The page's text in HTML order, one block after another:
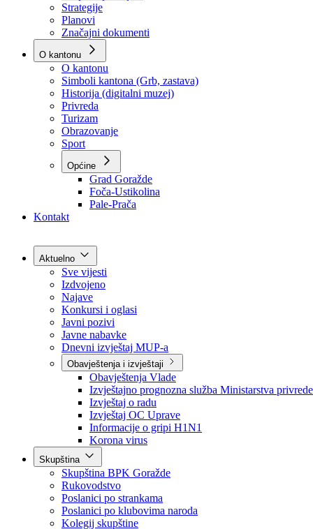
Poslovnik
Program rada Vlade
Ekspoze premijera
Strategije
Planovi
Značajni dokumenti
O kantonu
O kantonu
Simboli kantona (Grb, zastava)
Historija (digitalni muzej)
Privreda
Turizam
Obrazovanje
Sport
Općine
Kontakt
Aktuelno
Sve vijesti
Izdvojeno
Najave
Konkursi i oglasi
Javni pozivi
Javne nabavke
Dnevni izvještaj MUP-a
Obavještenja i izvještaji
Obavještenja Vlade
Izvještajno prognozna služba Ministarstva privrede
Izvještaj o radu
Izvještaj OC Uprave
Informacije o gripi H1N1
Korona virus
Skupština
Skupština BPK Goražde
Rukovodstvo